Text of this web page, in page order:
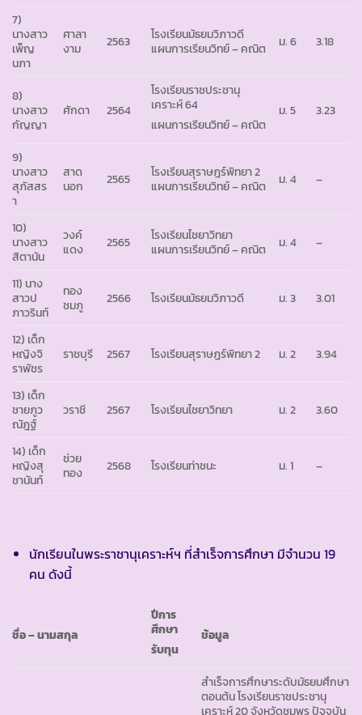
7)
นางสาว
เพ็ญ
นภา
ศาลา
งาม
2563
โรงเรียนมัธยมวิภาวดี
แผนการเรียนวิทย์ – คณิต
ม. 6 3.18
8)
นางสาว
กัญญา
ศักดา 2564
โรงเรียนราชประชานุ
เคราะห์ 64
แผนการเรียนวิทย์ – คณิต
ม. 5 3.23
9)
นางสาว
สุภัสสร
า
สาด
นอก
2565
โรงเรียนสุราษฎร์พิทยา 2
แผนการเรียนวิทย์ – คณิต
ม. 4 –
10)
นางสาว
สิตานัน
วงค์
แดง
2565
โรงเรียนไชยาวิทยา
แผนการเรียนวิทย์ – คณิต
ม. 4 –
11) นาง
สาวป
ภาวรินท์
ทอง
ชมภู
2566 โรงเรียนมัธยมวิภาวดี ม. 3 3.01
12) เด็ก
หญิงจิ
ราพัชร
ราชบุรี 2567 โรงเรียนสุราษฎร์พิทยา 2 ม. 2 3.94
13) เด็ก
ชายภูว
ณัฎฐ์
วราชี 2567 โรงเรียนไชยาวิทยา ม. 2 3.60
14) เด็ก
หญิงสุ
ชานันท์
ช่วย
ทอง
2568 โรงเรียนท่าชนะ ม. 1 –
นักเรียนในพระราชานุเคราะห์ฯ ที่สำเร็จการศึกษา มีจำนวน 19
คน ดังนี้
ชื่อ – นามสกุล
ปีการ
ศึกษา
รับทุน
ข้อมูล
สำเร็จการศึกษาระดับมัธยมศึกษา
ตอนต้น โรงเรียนราชประชานุ
เคราะห์ 20 จังหวัดชุมพร ปัจจุบัน